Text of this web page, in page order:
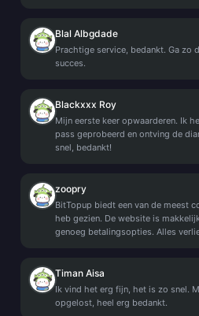
Blal Albgdade
Prachtige service, bedankt. Ga zo
succes.
Blackxxx Roy
Mijn eerste keer opwaarderen. Ik
pass geprobeerd en ontving de
snel, bedankt!
zoopry
BitTopup biedt een van de meest
heb gezien. De website is
genoeg betalingsopties. Alles
Timan Aisa
Ik vind het erg fijn, het is zo snel.
opgelost, heel erg bedankt.